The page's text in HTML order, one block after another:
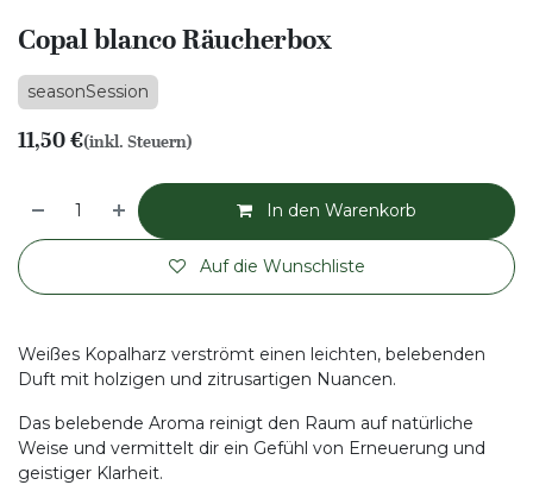
Copal blanco Räucherbox
seasonSession
11,50€(inkl. Steuern)
In den Warenkorb
Auf die Wunschliste
Weißes Kopalharz verströmt einen leichten, belebenden
Duft mit holzigen und zitrusartigen Nuancen.
Das belebende Aroma reinigt den Raum auf natürliche
Weise und vermittelt dir ein Gefühl von Erneuerung und
geistiger Klarheit.